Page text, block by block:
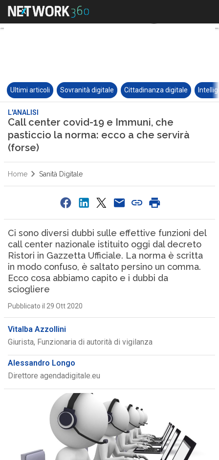
Ultimi articoli Sovranità digitale Cittadinanza digitale
L'ANALISI
Call center covid-19 e Immuni, che
pasticcio la norma: ecco a che servirà
(forse)
Home Sanità Digitale
Ci sono diversi dubbi sulle effettive funzioni del
call center nazionale istituito oggi dal decreto
Ristori in Gazzetta Ufficiale. La norma è scritta
in modo confuso, è saltato persino un comma.
Ecco cosa abbiamo capito e i dubbi da
sciogliere
Pubblicato il 29 Ott 2020
Vitalba Azzollini
Giurista, Funzionaria di autorità di vigilanza
Alessandro Longo
Direttore agendadigitale.eu